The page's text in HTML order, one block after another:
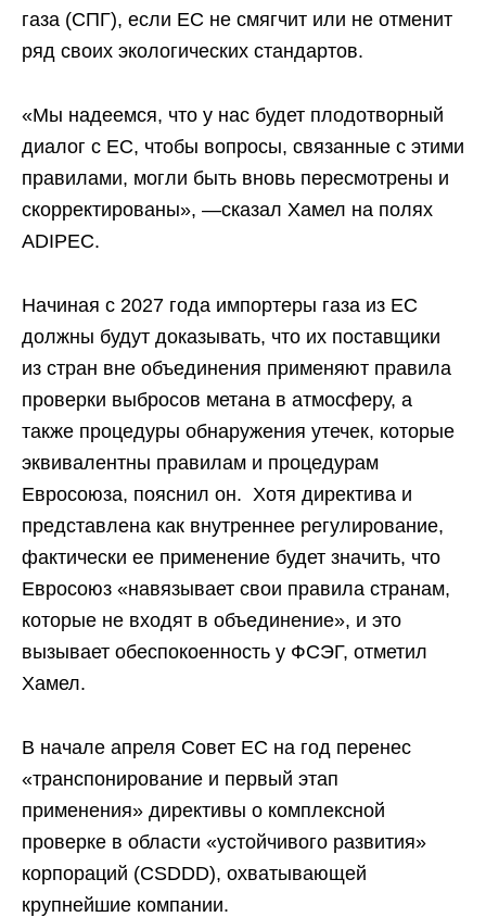
газа (СПГ), если ЕС не смягчит или не отменит
ряд своих экологических стандартов.
«Мы надеемся, что у нас будет плодотворный
диалог с ЕС, чтобы вопросы, связанные с этими
правилами, могли быть вновь пересмотрены и
скорректированы», —сказал Хамел на полях
ADIPEC.
Начиная с 2027 года импортеры газа из ЕС
должны будут доказывать, что их поставщики
из стран вне объединения применяют правила
проверки выбросов метана в атмосферу, а
также процедуры обнаружения утечек, которые
эквивалентны правилам и процедурам
Евросоюза, пояснил он. Хотя директива и
представлена как внутреннее регулирование,
фактически ее применение будет значить, что
Евросоюз «навязывает свои правила странам,
которые не входят в объединение», и это
вызывает обеспокоенность у ФСЭГ, отметил
Хамел.
В начале апреля Совет ЕС на год перенес
«транспонирование и первый этап
применения» директивы о комплексной
проверке в области «устойчивого развития»
корпораций (CSDDD), охватывающей
крупнейшие компании.